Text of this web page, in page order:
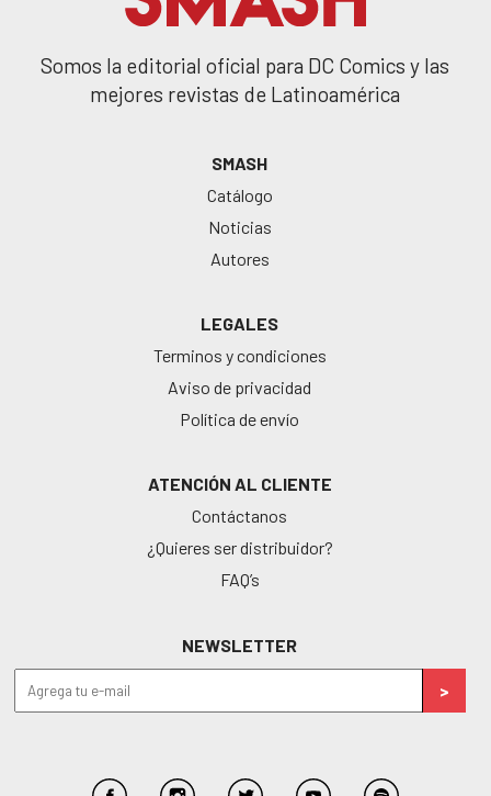
Somos la editorial oficial para DC Comics y las
mejores revistas de Latinoamérica
SMASH
Catálogo
Noticias
Autores
LEGALES
Terminos y condiciones
Aviso de privacidad
Política de envío
ATENCIÓN AL CLIENTE
Contáctanos
¿Quieres ser distribuidor?
FAQ’s
NEWSLETTER